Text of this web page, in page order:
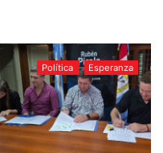
Política Esperanza